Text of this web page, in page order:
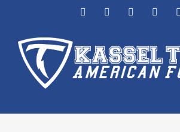
FacebookInstagramYouTubeFlickr